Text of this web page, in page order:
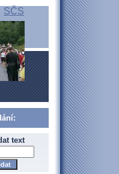
SČS
text